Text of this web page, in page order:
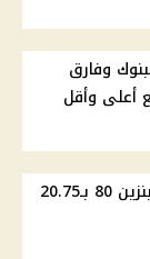
وفارق
أعلى وأقل
أسعار الوقود في مصر اليوم .. بنزين 80 بـ20.75